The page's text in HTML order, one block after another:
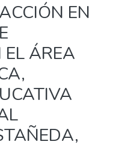
EN
ÁREA